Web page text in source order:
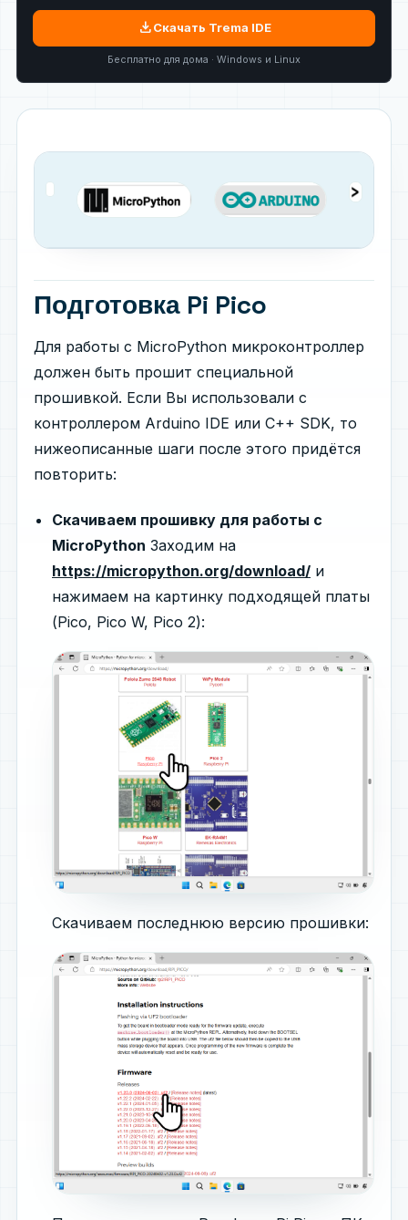
downloadСкачать Trema IDE
Бесплатно для дома · Windows и Linux
Подготовка Pi Pico
Для работы с MicroPython микроконтроллер
должен быть прошит специальной
прошивкой. Если Вы использовали с
контроллером Arduino IDE или C++ SDK, то
нижеописанные шаги после этого придётся
повторить:
Скачиваем прошивку для работы с
MicroPython Заходим на
https://micropython.org/download/ и
нажимаем на картинку подходящей платы
(Pico, Pico W, Pico 2):
Скачиваем последнюю версию прошивки: